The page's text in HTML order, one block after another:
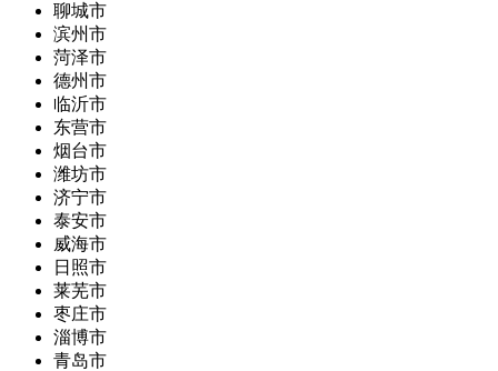
聊城市
滨州市
菏泽市
德州市
临沂市
东营市
烟台市
潍坊市
济宁市
泰安市
威海市
日照市
莱芜市
枣庄市
淄博市
青岛市